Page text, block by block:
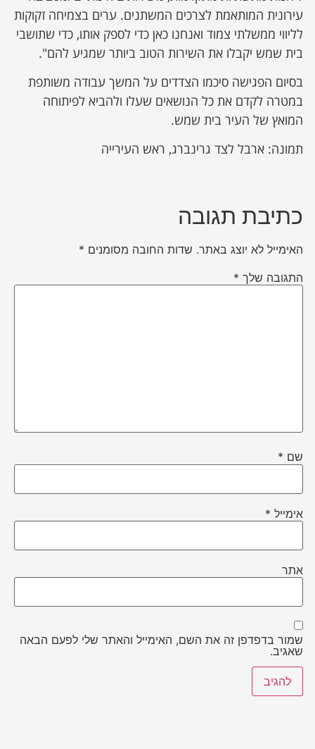
עירונית המותאמת לצרכים המשתנים. ערים בצמיחה זקוקות
לליווי ממשלתי צמוד ואנחנו כאן כדי לספק אותו, כדי שתושבי
בית שמש יקבלו את השירות הטוב ביותר שמגיע להם".
בסיום הפגישה סיכמו הצדדים על המשך עבודה משותפת
במטרה לקדם את כל הנושאים שעלו ולהביא לפיתוחה
המואץ של העיר בית שמש.
תמונה: ארבל לצד גרינברג, ראש העירייה
כתיבת תגובה
האימייל לא יוצג באתר. שדות החובה מסומנים *
התגובה שלך *
שם *
אימייל *
אתר
שמור בדפדפן זה את השם, האימייל והאתר שלי לפעם הבאה
שאגיב.